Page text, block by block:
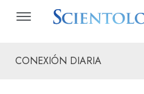
CONEXIÓN DIARIA